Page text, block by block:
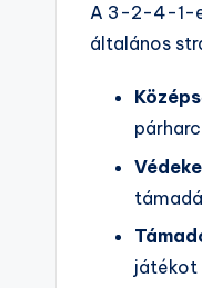
A 3-2-4-1-
általános
játékot